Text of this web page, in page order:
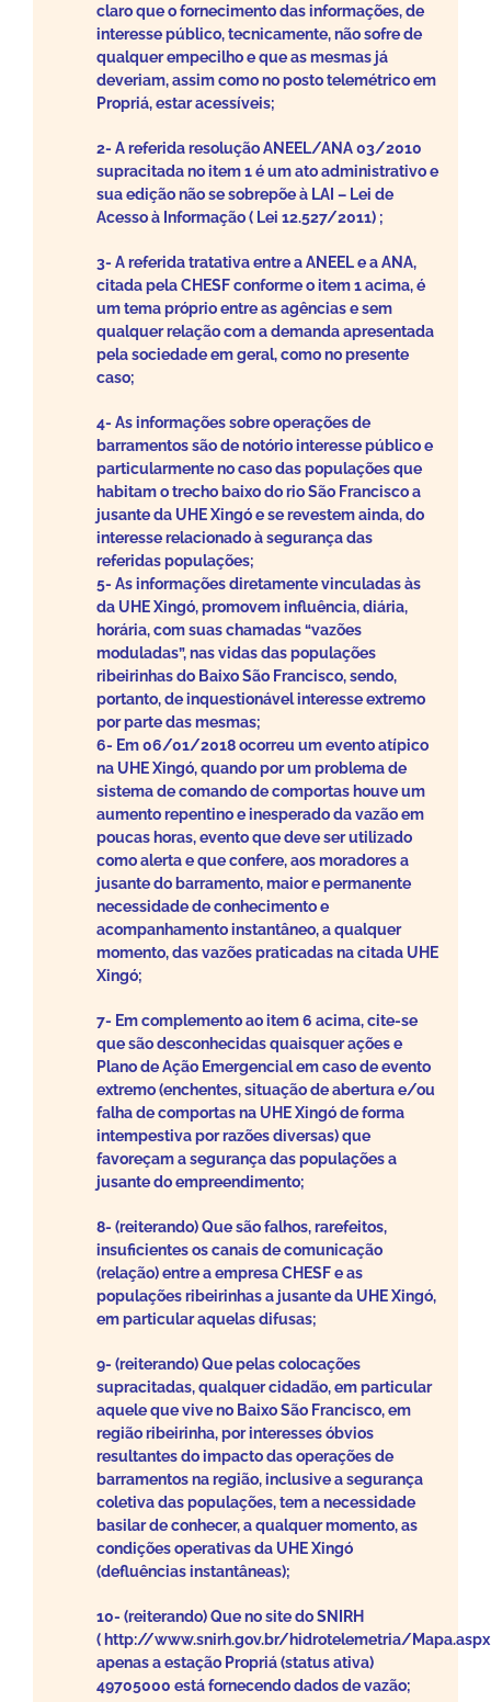
claro que o fornecimento das informações, de
interesse público, tecnicamente, não sofre de
qualquer empecilho e que as mesmas já
deveriam, assim como no posto telemétrico em
Propriá, estar acessíveis;
2- A referida resolução ANEEL/ANA 03/2010
supracitada no item 1 é um ato administrativo e
sua edição não se sobrepõe à LAI – Lei de
Acesso à Informação ( Lei 12.527/2011) ;
3- A referida tratativa entre a ANEEL e a ANA,
citada pela CHESF conforme o item 1 acima, é
um tema próprio entre as agências e sem
qualquer relação com a demanda apresentada
pela sociedade em geral, como no presente
caso;
4- As informações sobre operações de
barramentos são de notório interesse público e
particularmente no caso das populações que
habitam o trecho baixo do rio São Francisco a
jusante da UHE Xingó e se revestem ainda, do
interesse relacionado à segurança das
referidas populações;
5- As informações diretamente vinculadas às
da UHE Xingó, promovem influência, diária,
horária, com suas chamadas “vazões
moduladas”, nas vidas das populações
ribeirinhas do Baixo São Francisco, sendo,
portanto, de inquestionável interesse extremo
por parte das mesmas;
6- Em 06/01/2018 ocorreu um evento atípico
na UHE Xingó, quando por um problema de
sistema de comando de comportas houve um
aumento repentino e inesperado da vazão em
poucas horas, evento que deve ser utilizado
como alerta e que confere, aos moradores a
jusante do barramento, maior e permanente
necessidade de conhecimento e
acompanhamento instantâneo, a qualquer
momento, das vazões praticadas na citada UHE
Xingó;
7- Em complemento ao item 6 acima, cite-se
que são desconhecidas quaisquer ações e
Plano de Ação Emergencial em caso de evento
extremo (enchentes, situação de abertura e/ou
falha de comportas na UHE Xingó de forma
intempestiva por razões diversas) que
favoreçam a segurança das populações a
jusante do empreendimento;
8- (reiterando) Que são falhos, rarefeitos,
insuficientes os canais de comunicação
(relação) entre a empresa CHESF e as
populações ribeirinhas a jusante da UHE Xingó,
em particular aquelas difusas;
9- (reiterando) Que pelas colocações
supracitadas, qualquer cidadão, em particular
aquele que vive no Baixo São Francisco, em
região ribeirinha, por interesses óbvios
resultantes do impacto das operações de
barramentos na região, inclusive a segurança
coletiva das populações, tem a necessidade
basilar de conhecer, a qualquer momento, as
condições operativas da UHE Xingó
(defluências instantâneas);
10- (reiterando) Que no site do SNIRH
( http://www.snirh.gov.br/hidrotelemetria/Mapa.aspx
apenas a estação Propriá (status ativa)
49705000 está fornecendo dados de vazão;